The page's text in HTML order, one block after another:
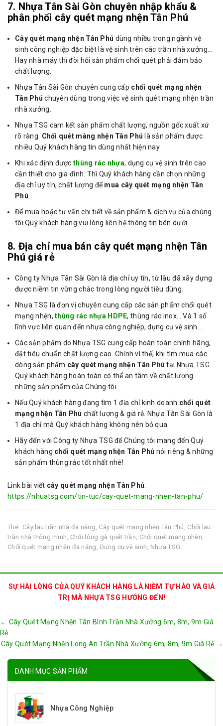
7. Nhựa Tân Sài Gòn chuyên nhập khẩu &
phân phối cây quét mạng nhện Tân Phú
Cây quét mạng nhện Tân Phú dùng nhiều trong ngành vệ
sinh công nghiệp đặc biệt là vệ sinh trên các trần nhà xưởng…
Hay nhà máy thì đòi hỏi sản phẩm chổi quét phải đảm bảo
chất lượng.
Nhựa Tân Sài Gòn chuyên cung cấp chổi quét mạng nhện
Tân Phú chuyên dùng trong việc vệ sinh quét mạng nhện trần
nhà xưởng.
Nhựa TSG cam kết sản phẩm chất lượng, nguồn gốc xuất xứ
rõ ràng. Chổi quét màng nhện Tân Phú là sản phẩm được
nhiều Quý khách hàng tin dùng nhất hiện nay.
Khi xác định đượcthùng rác nhựa, dụng cụ vệ sinh trên cao
cần thiết cho gia đình. Thì Quý khách hàng cần chọn những
địa chỉ uy tín, chất lượng đểmua cây quét mạng nhện Tân
Phú.
Để mua hoặc tư vấn chi tiết về sản phẩm & dịch vụ của chúng
tôi Quý khách hàng vui lòng liên hệ thông tin bên dưới.
8. Địa chỉ mua bán cây quét mạng nhện Tân
Phú giá rẻ
Công ty Nhựa Tân Sài Gòn là địa chỉ uy tín, từ lâu đã xây dựng
được niềm tin vững chắc trong lòng người tiêu dùng.
Nhựa TSG là đơn vị chuyên cung cấp các sản phẩm chổi quét
mạng nhện,thùng rác nhựa HDPE, thùng rác inox… Và 1 số
lĩnh vực liên quan đến nhựa công nghiệp, dụng cụ vệ sinh…
Các sản phẩm do Nhựa TSG cung cấp hoàn toàn chính hãng,
đặt tiêu chuẩn chất lượng cao. Chính vì thế, khi tìm mua các
dòng sản phẩm cây quét mạng nhện Tân Phú tại Nhựa TSG.
Quý khách hàng hoàn toàn có thể an tâm về chất lượng
những sản phẩm của Chúng tôi.
Nếu Quý khách hàng đang tìm 1 địa chỉ kinh doanh chổi quét
mạng nhện Tân Phú chất lượng & giá rẻ. Nhựa Tân Sài Gòn là
1 địa chỉ mà Quý khách hàng không nên bỏ qua.
Hãy đến với Công ty Nhựa TSG để Chúng tôi mang đến Quý
khách hàng chổi quét mạng nhện Tân Phú nói riêng & những
sản phẩm thùng rác tốt nhất nhé!
Link bài viết cây quét mạng nhện Tân Phú:
https://nhuatsg.com/tin-tuc/cay-quet-mang-nhen-tan-phu/
Thẻ: Cây lau trần nhà đa năng, Cây quét mạng nhện Tân Phú , Chổi lau
trần nhà thông minh, Chổi lông gà quét trần, Chổi quét mạng nhện,
Chổi quét mạng nhện đa năng , Dụng cụ vệ sinh, Nhựa TSG
SỰ HÀI LÒNG CỦA QUÝ KHÁCH HÀNG LÀ NIỀM TỰ HÀO VÀ GIÁ
TRỊ MÀ NHỰA TSG HƯỚNG ĐẾN!
Post
navigation
← Cây Quét Mạng Nhện Tân Bình Trần Nhà Xưởng 6m, 8m, 9m Giá
Rẻ
Cây Quét Mạng Nhện Long An Trần Nhà Xưởng 6m, 8m, 9m Giá Rẻ →
DANH MỤC SẢN PHẨM
Nhựa Công Nghiệp